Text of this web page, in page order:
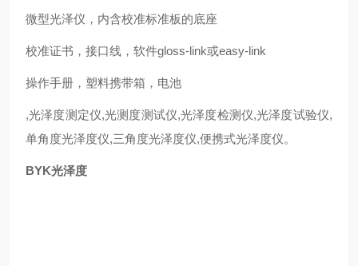
微型光泽仪，内含校准标准板的底座
校准证书，接口线，软件gloss-link或easy-link
操作手册，塑料携带箱，电池
,光泽度测定仪,光测度测试仪,光泽度检测仪,光泽度试验仪,
单角度光泽度仪,三角度光泽度仪,便携式光泽度仪。
BYK光泽度